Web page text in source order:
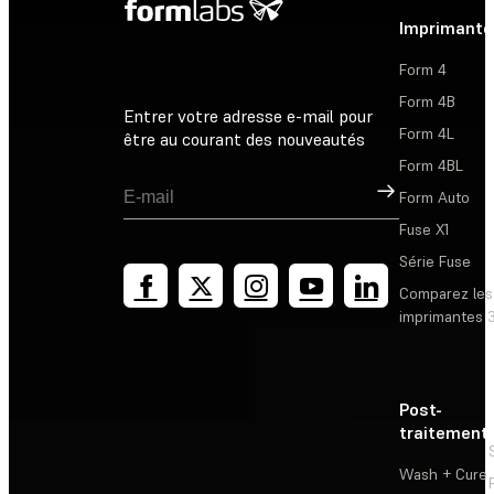
Entrer votre adresse e-mail pour
être au courant des nouveautés
Inscription
Form 4
Form 4B
Form 4L
Form 4BL
Form Auto
Fuse X1
Série Fuse
Comparez les
imprimantes
Post-
traitement
Wash + Cure